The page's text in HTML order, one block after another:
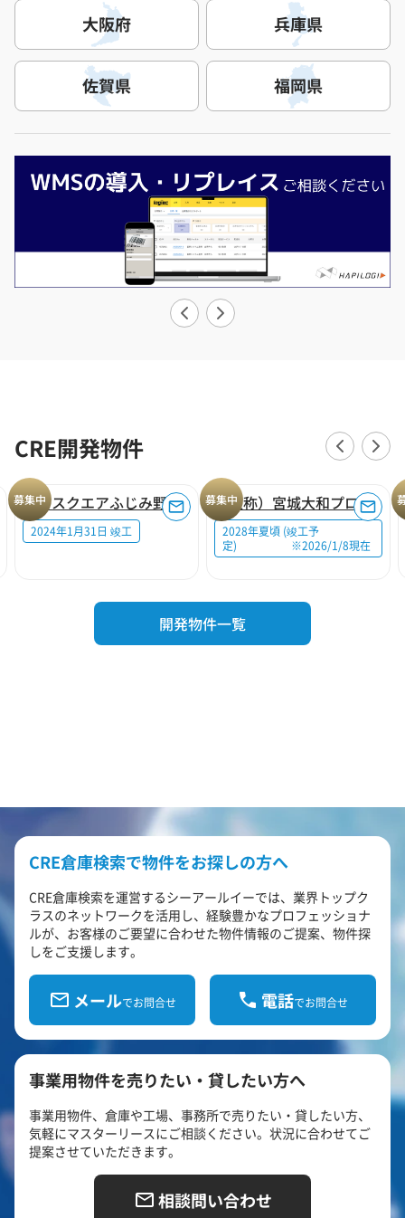
大阪府 兵庫県
佐賀県 福岡県
CRE開発物件
募集中
ロジスクエアふじみ野A
2024年1月31日 竣工
募集中 （仮称）宮城大和プロジェクト
2028年夏頃 (竣工予
定) ※2026/1/8現在
開発物件一覧
CRE倉庫検索で物件をお探しの方へ
CRE倉庫検索を運営するシーアールイーでは、業界トップク
ラスのネットワークを活用し、経験豊かなプロフェッショナ
ルが、お客様のご要望に合わせた物件情報のご提案、物件探
しをご支援します。
メールでお問合せ 電話でお問合せ
事業用物件を売りたい・貸したい方へ
事業用物件、倉庫や工場、事務所で売りたい・貸したい方、
気軽にマスターリースにご相談ください。状況に合わせてご
提案させていただきます。
相談問い合わせ